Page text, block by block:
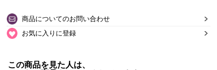
商品についてのお問い合わせ
お気に入りに登録
この商品を見た人は、